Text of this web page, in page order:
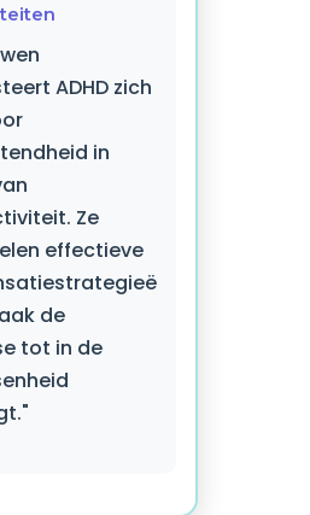
ADHD zich
in
Ze
effectieve
de
tot in de